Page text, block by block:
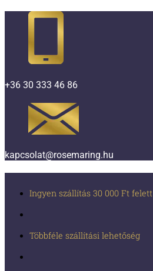
+36 30 333 46 86
kapcsolat@rosemaring.hu
Ingyen szállítás 30 000 Ft felett
Többféle szállítási lehetőség